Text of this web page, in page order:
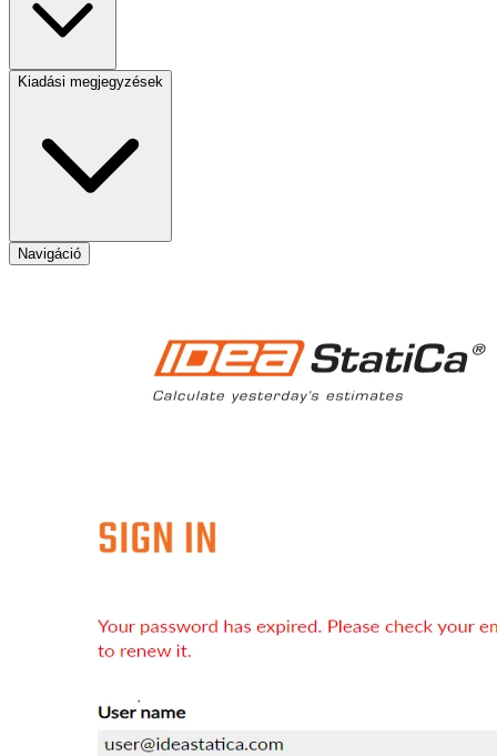
Kiadási megjegyzések
Navigáció